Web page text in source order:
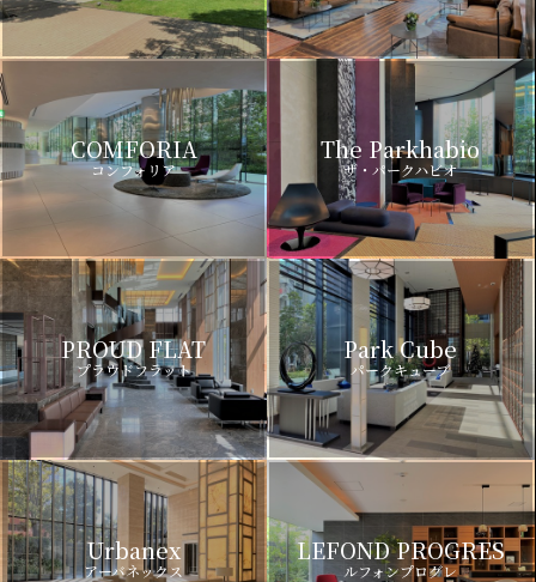
COMFORIA
コンフォリア
The Parkhabio
ザ・パークハビオ
PROUD FLAT
プラウドフラット
Park Cube
パークキューブ
Urbanex
アーバネックス
LEFOND PROGRES
ルフォンプログレ